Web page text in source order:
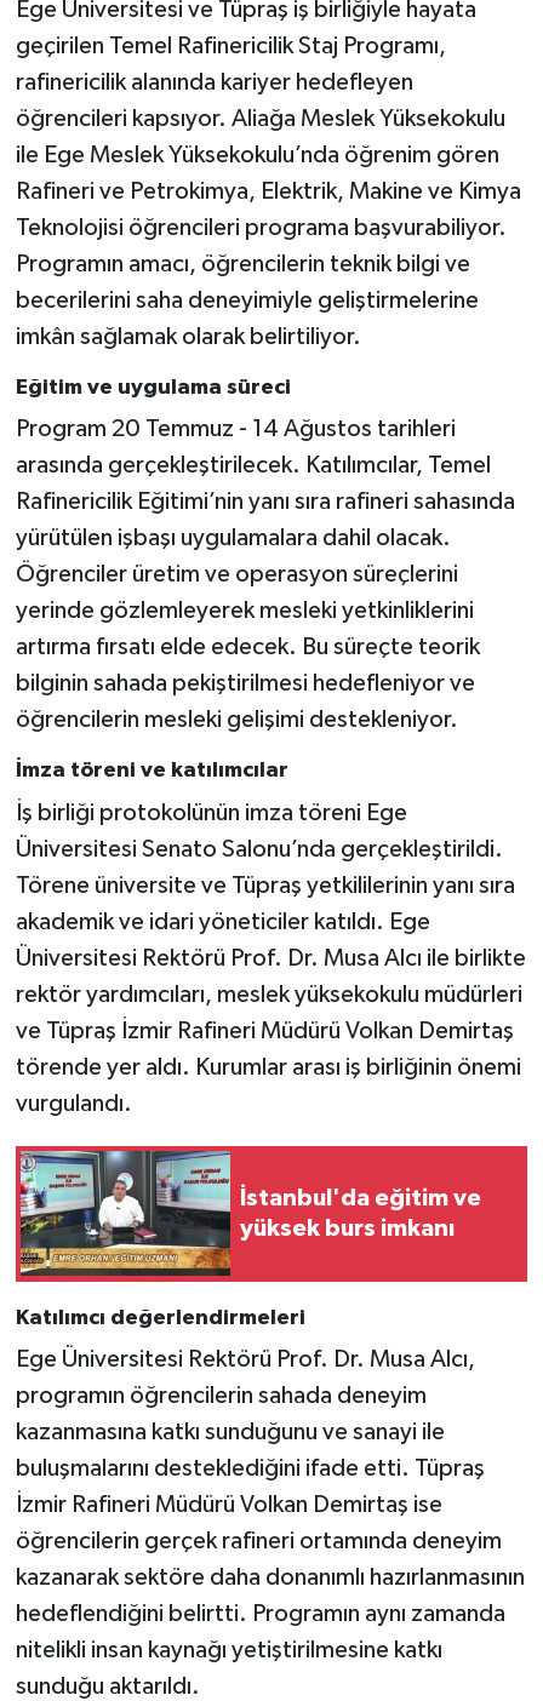
Ege Üniversitesi ve Tüpraş iş birliğiyle hayata
geçirilen Temel Rafinericilik Staj Programı,
rafinericilik alanında kariyer hedefleyen
öğrencileri kapsıyor. Aliağa Meslek Yüksekokulu
ile Ege Meslek Yüksekokulu’nda öğrenim gören
Rafineri ve Petrokimya, Elektrik, Makine ve Kimya
Teknolojisi öğrencileri programa başvurabiliyor.
Programın amacı, öğrencilerin teknik bilgi ve
becerilerini saha deneyimiyle geliştirmelerine
imkân sağlamak olarak belirtiliyor.
Eğitim ve uygulama süreci
Program 20 Temmuz - 14 Ağustos tarihleri
arasında gerçekleştirilecek. Katılımcılar, Temel
Rafinericilik Eğitimi’nin yanı sıra rafineri sahasında
yürütülen işbaşı uygulamalara dahil olacak.
Öğrenciler üretim ve operasyon süreçlerini
yerinde gözlemleyerek mesleki yetkinliklerini
artırma fırsatı elde edecek. Bu süreçte teorik
bilginin sahada pekiştirilmesi hedefleniyor ve
öğrencilerin mesleki gelişimi destekleniyor.
İmza töreni ve katılımcılar
İş birliği protokolünün imza töreni Ege
Üniversitesi Senato Salonu’nda gerçekleştirildi.
Törene üniversite ve Tüpraş yetkililerinin yanı sıra
akademik ve idari yöneticiler katıldı. Ege
Üniversitesi Rektörü Prof. Dr. Musa Alcı ile birlikte
rektör yardımcıları, meslek yüksekokulu müdürleri
ve Tüpraş İzmir Rafineri Müdürü Volkan Demirtaş
törende yer aldı. Kurumlar arası iş birliğinin önemi
vurgulandı.
İstanbul'da eğitim ve
yüksek burs imkanı
Katılımcı değerlendirmeleri
Ege Üniversitesi Rektörü Prof. Dr. Musa Alcı,
programın öğrencilerin sahada deneyim
kazanmasına katkı sunduğunu ve sanayi ile
buluşmalarını desteklediğini ifade etti. Tüpraş
İzmir Rafineri Müdürü Volkan Demirtaş ise
öğrencilerin gerçek rafineri ortamında deneyim
kazanarak sektöre daha donanımlı hazırlanmasının
hedeflendiğini belirtti. Programın aynı zamanda
nitelikli insan kaynağı yetiştirilmesine katkı
sunduğu aktarıldı.